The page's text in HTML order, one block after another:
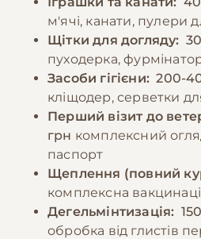
м'ячі, канати, пулери
Щітки для догляду:
пуходерка,
Засоби гігієни: 200-
кліщодер, серветки
Перший візит до
грн комплексний
паспорт
Щеплення (повний
комплексна
Дегельмінтизація:
обробка від глистів